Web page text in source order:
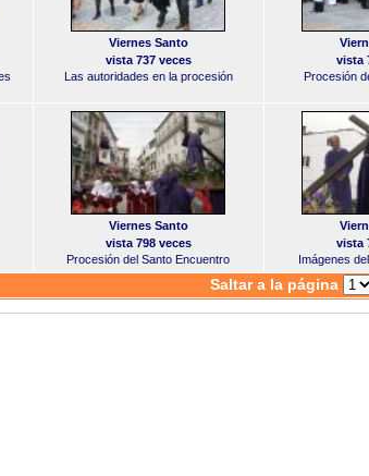
Viernes Santo
vista 737 veces
Las autoridades en la procesión
vista
Procesión
Viernes Santo
vista 798 veces
Procesión del Santo Encuentro
vista
Imágenes
Saltar a la página